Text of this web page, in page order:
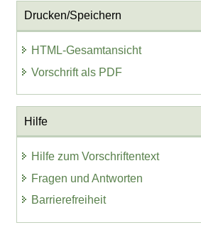
Drucken/Speichern
HTML-Gesamtansicht
Vorschrift als PDF
Hilfe
Hilfe zum Vorschriftentext
Fragen und Antworten
Barrierefreiheit